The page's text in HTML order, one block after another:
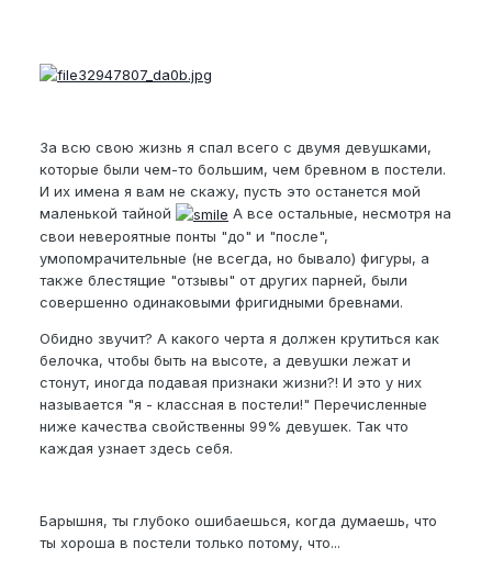
За всю свою жизнь я спал всего с двумя девушками,
которые были чем-то большим, чем бревном в постели.
И их имена я вам не скажу, пусть это останется мой
маленькой тайной
А все остальные, несмотря на
свои невероятные понты "до" и "после",
умопомрачительные (не всегда, но бывало) фигуры, а
также блестящие "отзывы" от других парней, были
совершенно одинаковыми фригидными бревнами.
Обидно звучит? А какого черта я должен крутиться как
белочка, чтобы быть на высоте, а девушки лежат и
стонут, иногда подавая признаки жизни?! И это у них
называется "я - классная в постели!" Перечисленные
ниже качества свойственны 99% девушек. Так что
каждая узнает здесь себя.
Барышня, ты глубоко ошибаешься, когда думаешь, что
ты хороша в постели только потому, что...